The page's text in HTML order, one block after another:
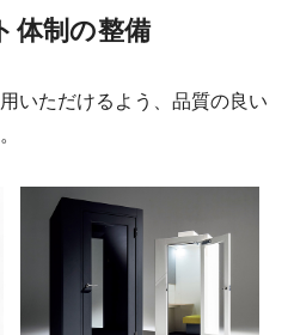
体制の整備
いただけるよう、品質の良い